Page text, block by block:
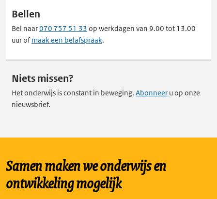
Bellen
Bel naar070 757 51 33 op werkdagen van 9.00 tot 13.00
uur ofmaak een belafspraak.
Niets missen?
Het onderwijs is constant in beweging. Abonneer u op onze
nieuwsbrief.
Samen maken we onderwijs en
ontwikkeling mogelijk